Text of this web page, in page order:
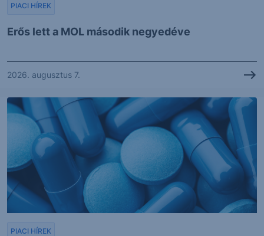
Erős lett a MOL második negyedéve
PIACI HÍREK
2026. augusztus 7.
PIACI HÍREK